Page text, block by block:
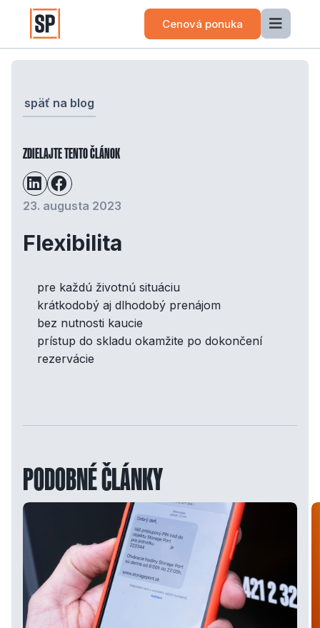
Cenová ponuka
späť na blog
ZDIELAJTE TENTO ČLÁNOK
23. augusta 2023
Flexibilita
pre každú životnú situáciu
krátkodobý aj dlhodobý prenájom
bez nutnosti kaucie
prístup do skladu okamžite po dokončení
rezervácie
PODOBNÉ ČLÁNKY